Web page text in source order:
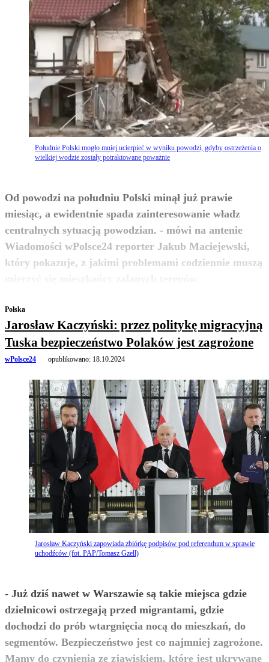
Południe Polski mogło mniej ucierpieć w wyniku powodzi, gdyby ostrzeżenia o
wielkiej wodzie zostały potraktowane poważnie
Od powodzi na południu Polski minął już prawie
miesiąc, a ewidentnie spada zainteresowanie władz
centralnych sytuacją powodzian. - mówi na antenie
Wiadomości wPolsce24 reporter Jakub Maciejewski,
który pokazuje, z jakimi problemami codziennie muszą
zobacz więcej
Polska
Jarosław Kaczyński: przez politykę migracyjną
Tuska bezpieczeństwo Polaków jest zagrożone
wPolsce24 opublikowano: 18.10.2024
Jarosław Kaczyński zapowiada zbiórkę podpisów pod referendum w sprawie
uchodźców (fot. PAP/Tomasz Gzell)
- Już dziś nawet w Warszawie są takie miejsca gdzie
dzielnicowi ostrzegają przed migrantami, gdzie
dochodzi do prób wtargnięcia nocą do mieszkań, do
segmentów. Bezpieczeństwo jest co najmniej zagrożone.
Mamy do czynienia ze zjawiskiem, które jest ukrywane